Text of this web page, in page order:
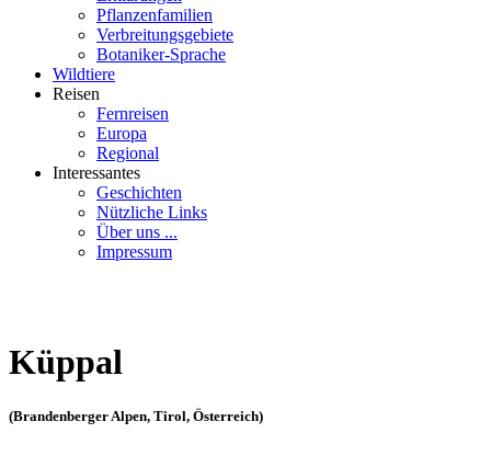
Pflanzenfamilien
Verbreitungsgebiete
Botaniker-Sprache
Wildtiere
Reisen
Fernreisen
Europa
Regional
Interessantes
Geschichten
Nützliche Links
Über uns ...
Impressum
Küppal
(Brandenberger Alpen, Tirol, Österreich)